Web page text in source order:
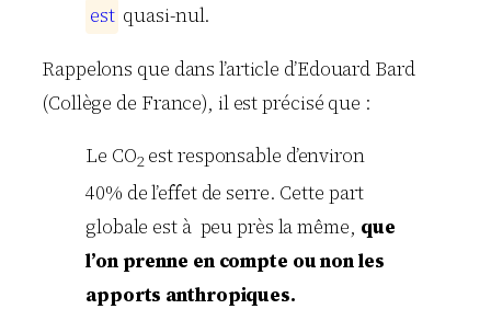
est quasi-nul.
Rappelons que dans l’article d’Edouard Bard
(Collège de France), il est précisé que :
Le CO2 est responsable d’environ
40% de l’effet de serre. Cette part
globale est à peu près la même, que
l’on prenne en compte ou non les
apports anthropiques.